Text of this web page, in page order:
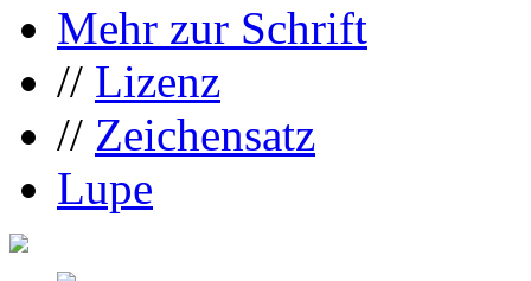
Mehr zur Schrift
// Lizenz
// Zeichensatz
Lupe